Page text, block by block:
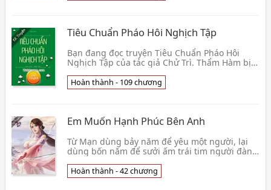
Tiêu Chuẩn Pháo Hôi Nghịch Tập
Bạn đang đọc truyện Tiêu Chuẩn Pháo Hôi
Nghịch Tập của tác giả Chử Trì. Thẩm Hàm bị
thông minh, lú👦 Chử Trì
Hoàn thành - 109 chương
Em Muốn Hạnh Phúc Bên Anh
Từ Mạn dùng bảy năm để yêu một người, lại
dùng bốn năm để sưởi ấm trái tim người đàn
thì tình sẽ👦 Vô Danh Tiền Bối
Hoàn thành - 42 chương